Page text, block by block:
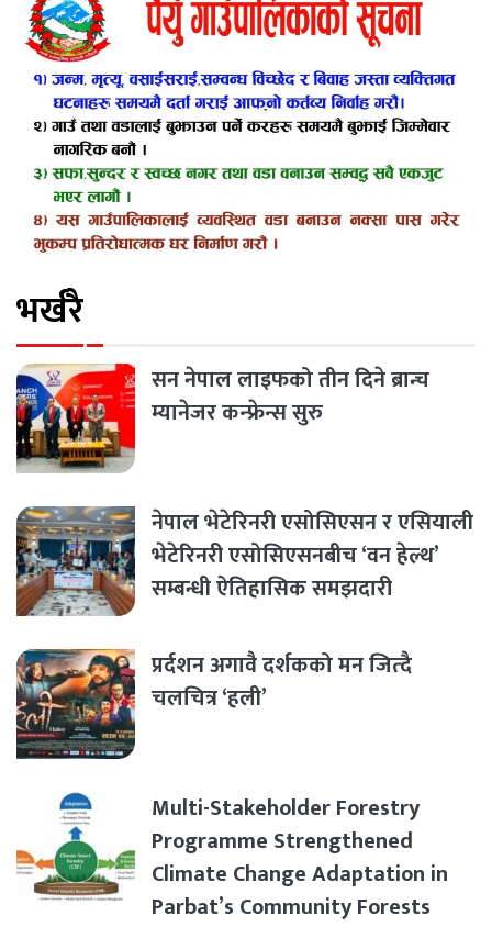
भर्खरै
सन नेपाल लाइफको तीन दिने ब्रान्च
म्यानेजर कन्फ्रेन्स सुरु
नेपाल भेटेरिनरी एसोसिएसन र एसियाली
भेटेरिनरी एसोसिएसनबीच ‘वन हेल्थ’
सम्बन्धी ऐतिहासिक समझदारी
प्रर्दशन अगावै दर्शकको मन जित्दै
चलचित्र ‘हली’
Multi-Stakeholder Forestry
Programme Strengthened
Climate Change Adaptation in
Parbat’s Community Forests